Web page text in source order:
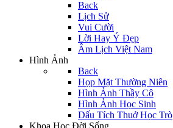
Back
Lịch Sử
Vui Cười
Lời Hay Ý Đẹp
Âm Lịch Việt Nam
Hình Ảnh
Back
Họp Mặt Thường Niên
Hình Ảnh Thầy Cô
Hình Ảnh Học Sinh
Dấu Tích Thuở Học Trò
Khoa Học Đời Sống